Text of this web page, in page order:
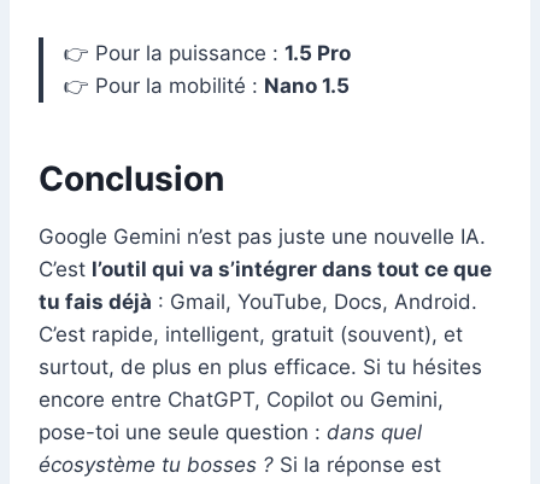
👉 Pour la puissance : 1.5 Pro
👉 Pour la mobilité : Nano 1.5
Conclusion
Google Gemini n’est pas juste une nouvelle IA.
C’est l’outil qui va s’intégrer dans tout ce que
tu fais déjà : Gmail, YouTube, Docs, Android.
C’est rapide, intelligent, gratuit (souvent), et
surtout, de plus en plus efficace. Si tu hésites
encore entre ChatGPT, Copilot ou Gemini,
pose-toi une seule question : dans quel
écosystème tu bosses ? Si la réponse est